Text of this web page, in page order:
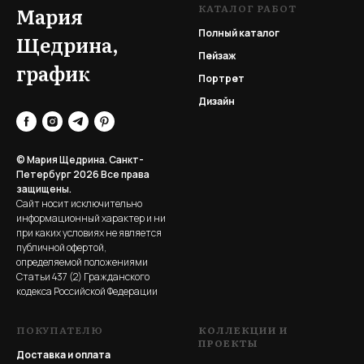
Мария
Щедрина,
график
© Мария Щедрина. Санкт-
Петербург 2026Все права
защищены.
Сайт носит исключительно
информационный характер и ни
при каких условиях не является
публичной офертой,
определяемой положениями
Статьи 437 (2) Гражданского
кодекса Российской Федерации
КАТАЛОГ РАБОТ
Полный каталог
Пейзаж
Портрет
Дизайн
ПОКУПАТЕЛЮ
Доставка и оплата
КОЛЛЕКЦИИ И
ПРОЕКТЫ